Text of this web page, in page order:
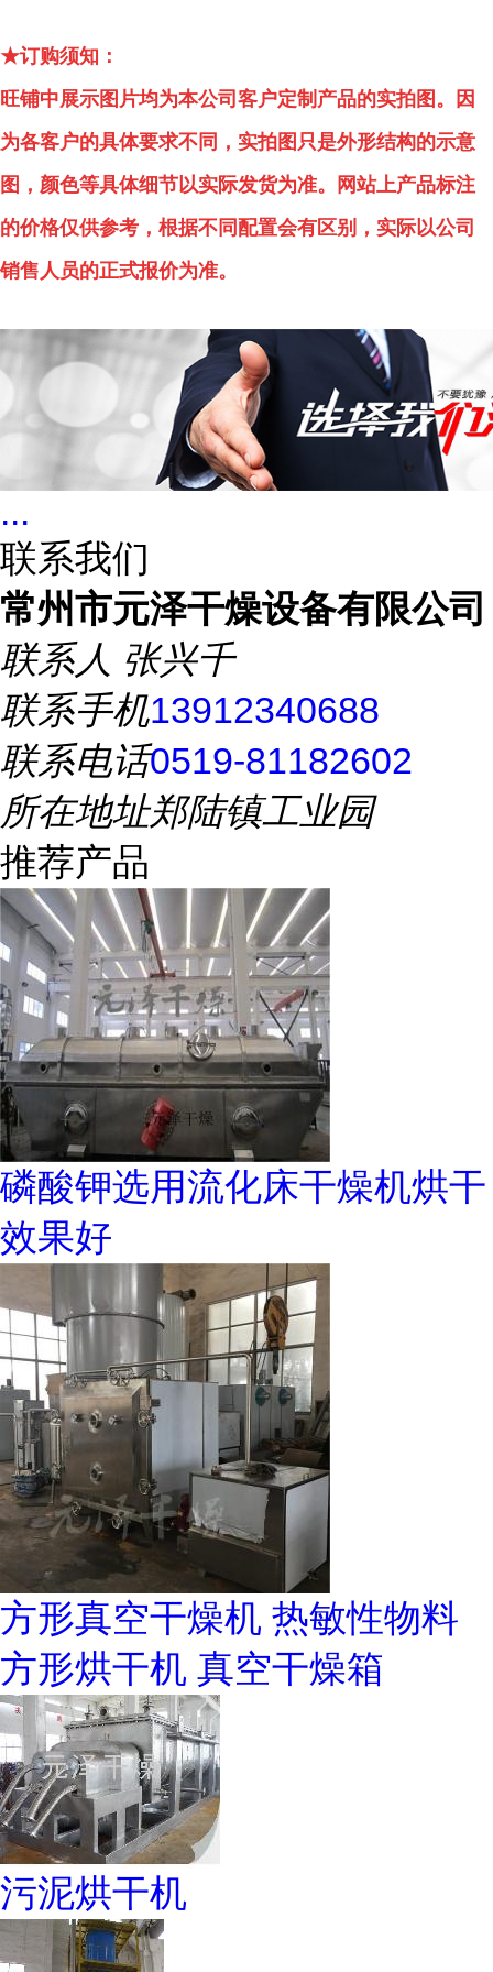
★订购须知：
旺铺中展示图片均为本公司客户定制产品的实拍图。因
为各客户的具体要求不同，实拍图只是外形结构的示意
图，颜色等具体细节以实际发货为准。网站上产品标注
的价格仅供参考，根据不同配置会有区别，实际以公司
销售人员的正式报价为准。
...
联系我们
常州市元泽干燥设备有限公司
联系人 张兴千
联系手机13912340688
联系电话0519-81182602
所在地址郑陆镇工业园
推荐产品
磷酸钾选用流化床干燥机烘干
效果好
方形真空干燥机 热敏性物料
方形烘干机 真空干燥箱
污泥烘干机